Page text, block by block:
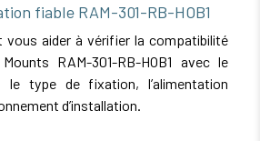
fiable RAM-301-RB-HOB1
vous aider à vérifier la compatibilité
RAM-301-RB-HOB1 avec le
le type de fixation, l’alimentation
d’installation.